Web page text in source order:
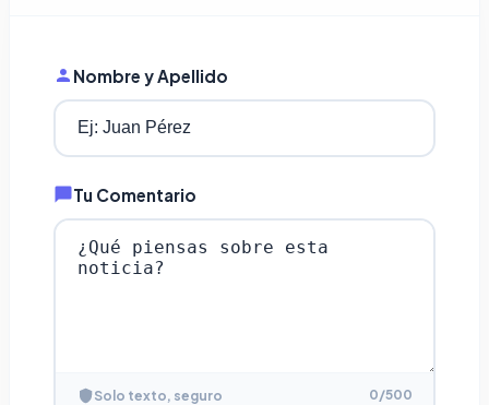
Nombre y Apellido
Tu Comentario
Solo texto, seguro 0/500